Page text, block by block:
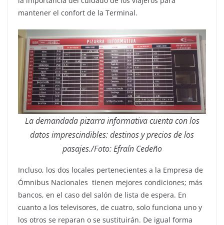
mantener el confort de la Terminal.
La demandada pizarra informativa cuenta con los
datos imprescindibles: destinos y precios de los
pasajes./Foto: Efraín Cedeño
Incluso, los dos locales pertenecientes a la Empresa de
Ómnibus Nacionales tienen mejores condiciones; más
bancos, en el caso del salón de lista de espera. En
cuanto a los televisores, de cuatro, solo funciona uno y
los otros se reparan o se sustituirán. De igual forma